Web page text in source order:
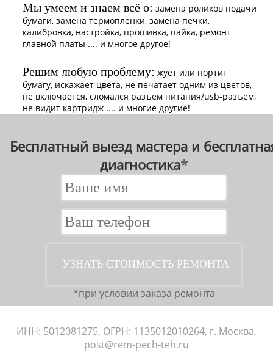
Мы умеем и знаем всё о: замена роликов подачи
бумаги, замена термопленки, замена печки,
калибровка, настройка, прошивка, пайка, ремонт
главной платы .... и многое другое!
Решим любую проблему: жует или портит
бумагу, искажает цвета, не печатает одним из цветов,
не включается, сломался разъем питания/usb-разъем,
не видит картридж .... и многие другие!
Бесплатный выезд мастера и бесплатная
диагностика*
*при условии заказа ремонта
ИНН: 5012081275, ОГРН: 1135012010264, г. Москва,
post@rem-pech-teh.ru